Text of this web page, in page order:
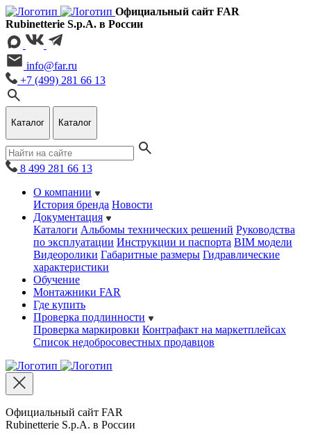
Официальный сайт FAR
Rubinetterie S.p.A. в России
info@far.ru
+7 (499) 281 66 13
Каталог Каталог
8 499 281 66 13
О компании
История бренда Новости
Документация
Каталоги Альбомы технических решений Руководства
по эксплуатации Инструкции и паспорта BIM модели
Видеоролики Габаритные размеры Гидравлические
характеристики
Обучение
Монтажники FAR
Где купить
Проверка подлинности
Проверка маркировки Контрафакт на маркетплейсах
Cписок недобросовестных продавцов
Официальный сайт FAR
Rubinetterie S.p.A. в России